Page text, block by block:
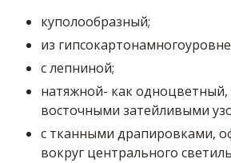
куполообразный;
из
с лепниной;
натяжной- как одноцветный,
восточными затейливыми
с тканными драпировками,
вокруг центрального